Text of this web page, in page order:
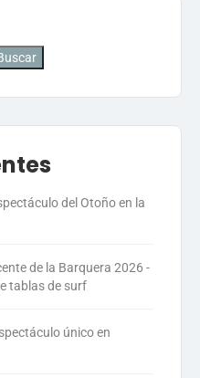
del Otoño en la
de la Barquera 2026 -
tablas de surf
único en